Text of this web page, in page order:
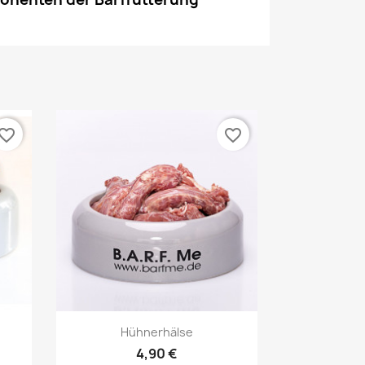
Vorschau
Hühnerhälse
4,90 €
favorite_border